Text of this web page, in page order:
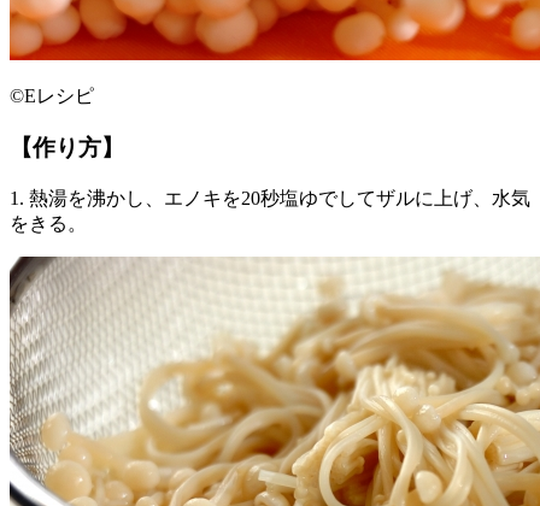
©Eレシピ
【作り方】
1. 熱湯を沸かし、エノキを20秒塩ゆでしてザルに上げ、水気
をきる。